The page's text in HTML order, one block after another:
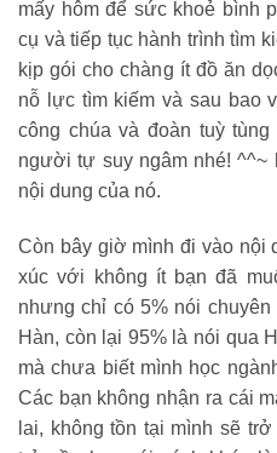
mấy hôm để sức khoẻ bình
cụ và tiếp tục hành trình tìm
kịp gói cho chàng ít đồ ăn
nỗ lực tìm kiếm và sau bao
công chúa và đoàn tuỳ
người tự suy ngâm nhé! ^^~
nội dung của nó.
Còn bây giờ mình đi vào nội
xúc với không ít bạn đã
nhưng chỉ có 5% nói
Hàn, còn lại 95% là nói qua
mà chưa biết mình học
Các bạn không nhận ra cái
lai, không tồn tại mình sẽ